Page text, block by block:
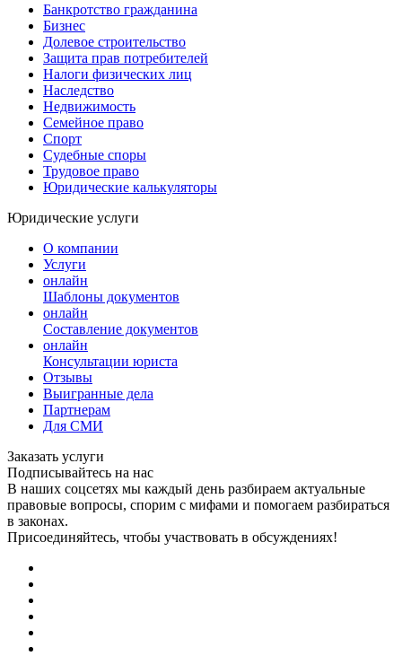
Банкротство гражданина
Бизнес
Долевое строительство
Защита прав потребителей
Налоги физических лиц
Наследство
Недвижимость
Семейное право
Спорт
Судебные споры
Трудовое право
Юридические калькуляторы
Юридические услуги
О компании
Услуги
онлайн
Шаблоны документов
онлайн
Составление документов
онлайн
Консультации юриста
Отзывы
Выигранные дела
Партнерам
Для СМИ
Заказать услуги
Подписывайтесь на нас
В наших соцсетях мы каждый день разбираем актуальные
правовые вопросы, спорим с мифами и помогаем разбираться
в законах.
Присоединяйтесь, чтобы участвовать в обсуждениях!